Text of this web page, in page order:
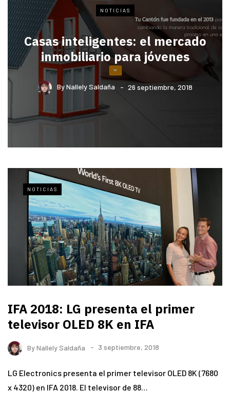
NOTICIAS
Casas inteligentes: el mercado
inmobiliario para jóvenes
ByNallely Saldaña 26 septiembre, 2018
NOTICIAS
IFA 2018: LG presenta el primer
televisor OLED 8K en IFA
ByNallely Saldaña 3 septiembre, 2018
LG Electronics presenta el primer televisor OLED 8K (7680
x 4320) en IFA 2018. El televisor de 88…